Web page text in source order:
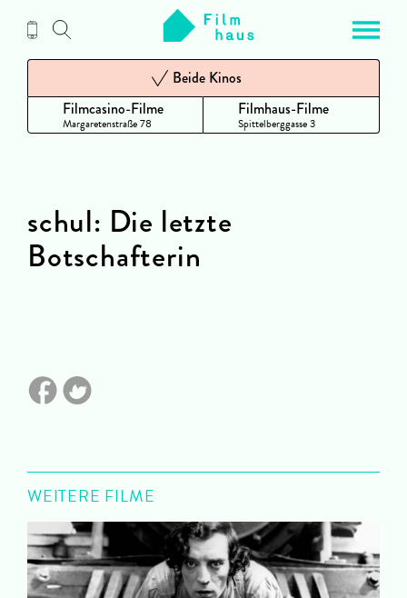
Inhalt
Filmcasino-Filme
Margaretenstraße 78
Beide Kinos
Filmhaus-Filme
Spittelberggasse 3
schul: Die letzte
Botschafterin
WEITERE FILME